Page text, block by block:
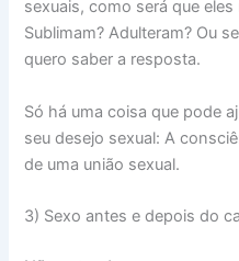
sexuais, como será que
Sublimam? Adulteram? Ou
quero saber a resposta.
Só há uma coisa que pode
seu desejo sexual: A
de uma união sexual.
3) Sexo antes e depois do